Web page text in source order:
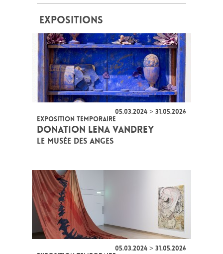
EXPOSITIONS
05.03.2024 > 31.05.2026
EXPOSITION TEMPORAIRE
DONATION LENA VANDREY
LE MUSÉE DES ANGES
05.03.2024 > 31.05.2026